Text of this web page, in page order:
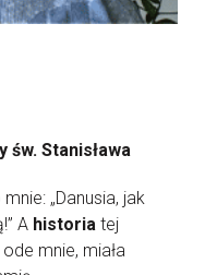
św. Stanisława
„Danusia, jak
A historia tej
mnie, miała